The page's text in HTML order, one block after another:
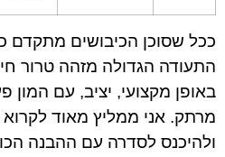
ככל שסוכן הכיבושים
התעודה הגדולה מזהה טרור
באופן מקצועי, יציב, עם המון
מרתק. אני ממליץ מאוד
ולהיכנס לסדרה עם ההבנה